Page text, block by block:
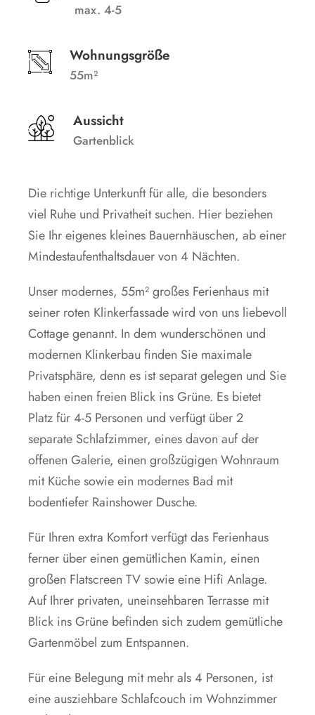
max. 4-5
Wohnungsgröße
55m²
Aussicht
Gartenblick
Die richtige Unterkunft für alle, die besonders
viel Ruhe und Privatheit suchen. Hier beziehen
Sie Ihr eigenes kleines Bauernhäuschen, ab einer
Mindestaufenthaltsdauer von 4 Nächten.
Unser modernes, 55m² großes Ferienhaus mit
seiner roten Klinkerfassade wird von uns liebevoll
Cottage genannt. In dem wunderschönen und
modernen Klinkerbau finden Sie maximale
Privatsphäre, denn es ist separat gelegen und Sie
haben einen freien Blick ins Grüne. Es bietet
Platz für 4-5 Personen und verfügt über 2
separate Schlafzimmer, eines davon auf der
offenen Galerie, einen großzügigen Wohnraum
mit Küche sowie ein modernes Bad mit
bodentiefer Rainshower Dusche.
Für Ihren extra Komfort verfügt das Ferienhaus
ferner über einen gemütlichen Kamin, einen
großen Flatscreen TV sowie eine Hifi Anlage.
Auf Ihrer privaten, uneinsehbaren Terrasse mit
Blick ins Grüne befinden sich zudem gemütliche
Gartenmöbel zum Entspannen.
Für eine Belegung mit mehr als 4 Personen, ist
eine ausziehbare Schlafcouch im Wohnzimmer